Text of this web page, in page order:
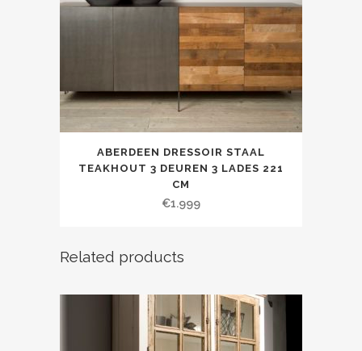
ABERDEEN DRESSOIR STAAL
TEAKHOUT 3 DEUREN 3 LADES 221
CM
€1.999
Related products